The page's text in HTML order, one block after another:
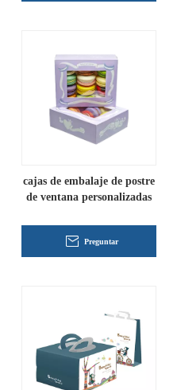
cajas de embalaje de postre
de ventana personalizadas
Preguntar